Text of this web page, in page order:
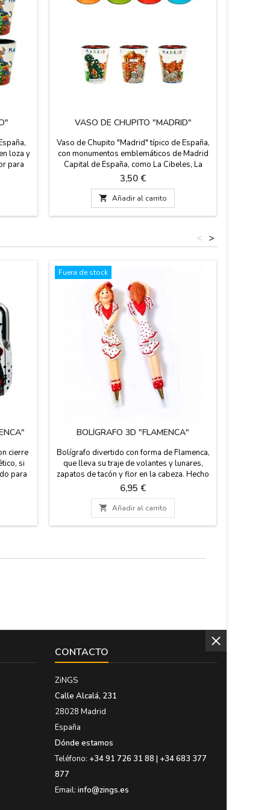
loza y
para
de
VASO DE CHUPITO "MADRID"
Vaso de Chupito "Madrid" típico de España,
con monumentos emblemáticos de Madrid
Capital de España, como La Cibeles, La
Puerta de Alcalá, El Oso y el Madroño, tipo
mosaico, fabricado en loza y en diferentes
colores en su interior para hacer juego en tu
mesa. Medida: 6 cm de alto x 5 cm de
diámetro.
Precio
3,50 €
 Añadir al carrito
>
<
cierre
si
para
diario.
Fuera de stock
BOLÍGRAFO 3D "FLAMENCA"
Bolígrafo divertido con forma de Flamenca,
que lleva su traje de volantes y lunares,
zapatos de tacón y flor en la cabeza. Hecho
en resina es un simpático recuerdo para los
mas flamencos, souvenir típico de España.
Medida: 15,5 cm
Precio
6,95 €
 Añadir al carrito
CONTACTO
ZiNGS
Calle Alcalá, 231
28028 Madrid
España
Dónde estamos
Teléfono: +34 91 726 31 88 | +34 683 377
877
Email: info@zings.es